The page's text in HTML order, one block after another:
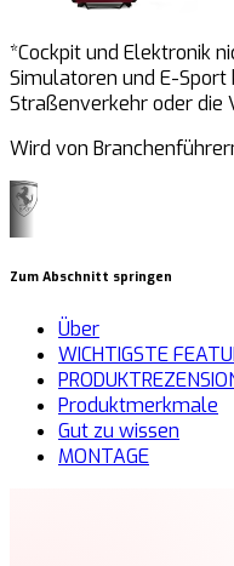
*Cockpit und Elektronik
Simulatoren und E-
Straßenverkehr oder die
Wird von
Zum Abschnitt springen
Über
WICHTIGSTE
Produktmerkmale
Gut zu wissen
MONTAGE